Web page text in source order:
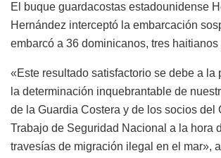
El buque guardacostas estadounidense
Hernández interceptó la embarcación
embarcó a 36 dominicanos, tres haitianos
«Este resultado satisfactorio se debe a la
la determinación inquebrantable de
de la Guardia Costera y de los socios del
Trabajo de Seguridad Nacional a la hora
travesías de migración ilegal en el mar»,